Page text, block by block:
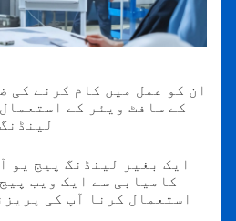
ان کو عمل میں کام کرنے کی
کے سافٹ ویئر کے
ایک بغیر لینڈنگ پیج یو
کامیابی سے ایک ویب
استعمال کرنا آپ کی